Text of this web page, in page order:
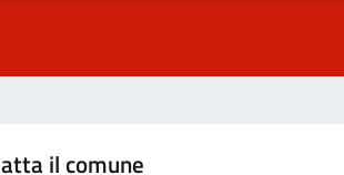
il comune